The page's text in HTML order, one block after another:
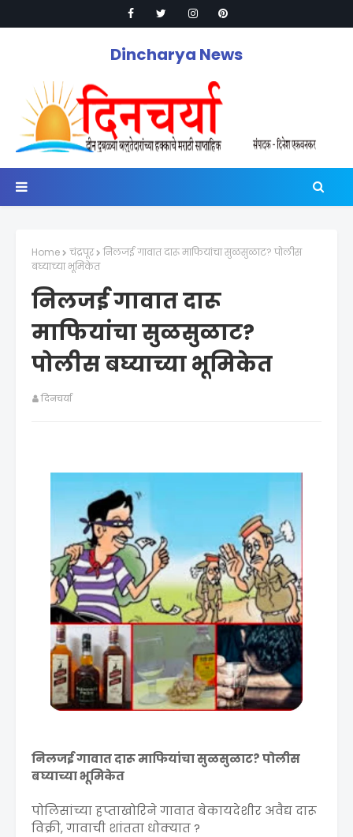
Dincharya News
Home चंद्रपूर
निलजई गावात दारू माफियांचा सुळसुळाट? पोलीस
बघ्याच्या भूमिकेत
निलजई गावात दारू
माफियांचा सुळसुळाट?
पोलीस बघ्याच्या भूमिकेत
दिनचर्या
निलजई गावात दारू माफियांचा सुळसुळाट? पोलीस
बघ्याच्या भूमिकेत
पोलिसांच्या हप्ताखोरिने गावात बेकायदेशीर अवैद्य दारू
विक्री, गावाची शांतता धोक्यात ?